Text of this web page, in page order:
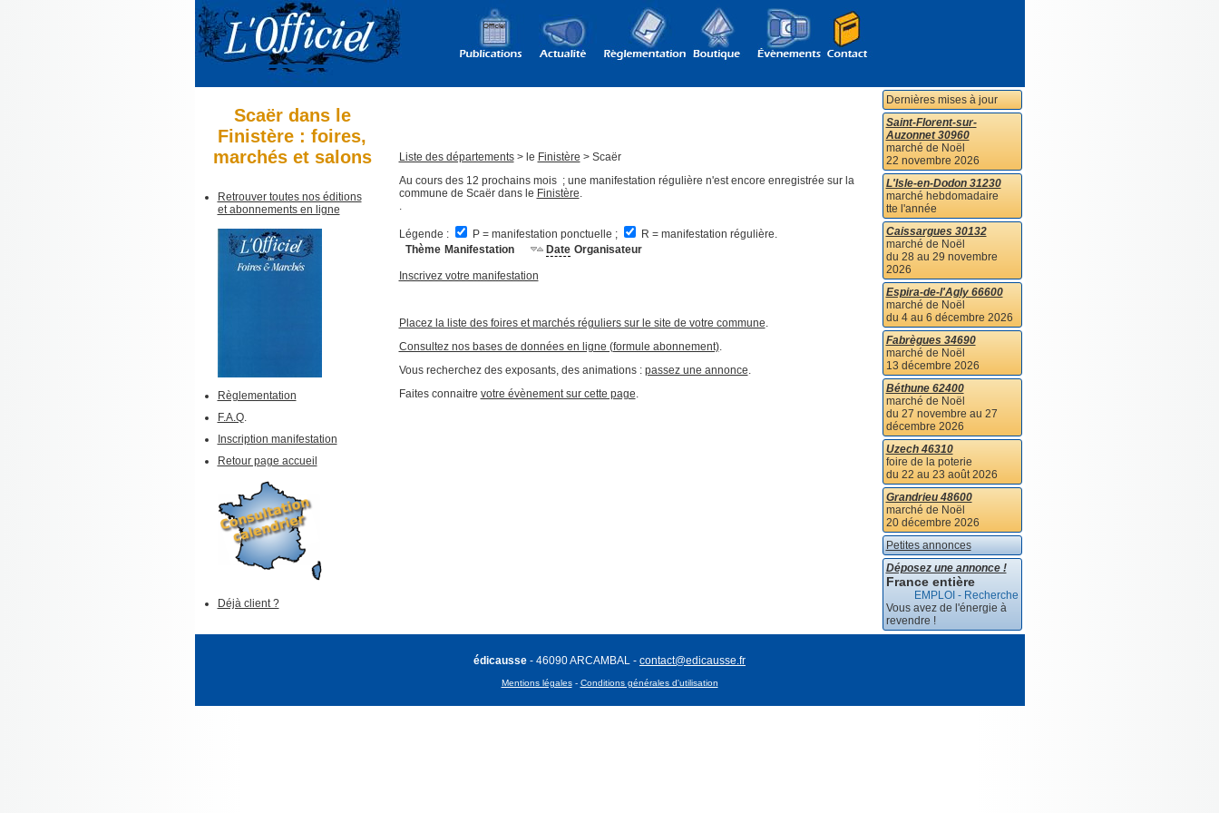
Scaër dans le
Finistère : foires,
marchés et salons
Retrouver toutes nos éditions
et abonnements en ligne
Règlementation
F.A.Q.
Inscription manifestation
Retour page accueil
Déjà client ?
Liste des départements> le Finistère > Scaër
Au cours des 12 prochains mois ; une manifestation régulière n'est encore enregistrée sur la
commune de Scaër dans le Finistère.
.
Légende : P = manifestation ponctuelle ;
R = manifestation régulière.
Thème Manifestation Date Organisateur
Inscrivez votre manifestation
Placez la liste des foires et marchés réguliers sur le site de votre commune.
Consultez nos bases de données en ligne (formule abonnement).
Vous recherchez des exposants, des animations : passez une annonce.
Faites connaitre votre évènement sur cette page.
Dernières mises à jour
Saint-Florent-sur-
Auzonnet 30960
marché de Noël
22 novembre 2026
L'Isle-en-Dodon 31230
marché hebdomadaire
tte l'année
Caissargues 30132
marché de Noël
du 28 au 29 novembre
2026
Espira-de-l'Agly 66600
marché de Noël
du 4 au 6 décembre 2026
Fabrègues 34690
marché de Noël
13 décembre 2026
Béthune 62400
marché de Noël
du 27 novembre au 27
décembre 2026
Uzech 46310
foire de la poterie
du 22 au 23 août 2026
Grandrieu 48600
marché de Noël
20 décembre 2026
Petites annonces
Déposez une annonce !
France entière
EMPLOI - Recherche
Vous avez de l'énergie à
revendre !
édicausse - 46090 ARCAMBAL - contact@edicausse.fr
Mentions légales- Conditions générales d'utilisation